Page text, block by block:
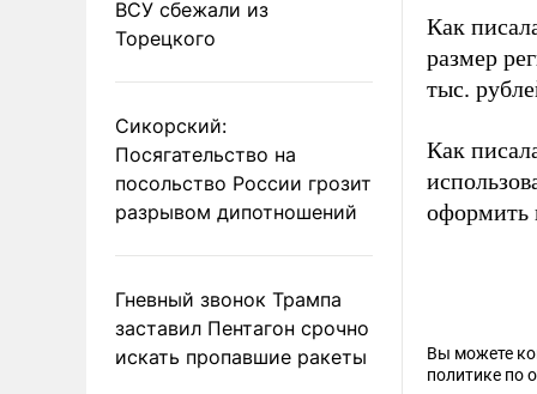
ВСУ сбежали из
Торецкого
Сикорский:
Посягательство на
посольство России грозит
разрывом дипотношений
Гневный звонок Трампа
заставил Пентагон срочно
искать пропавшие ракеты
Как
размер
тыс.
Как
оформить
Вы можете
политике по